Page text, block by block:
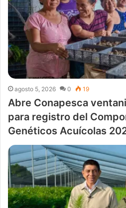
agosto 5, 2026 0 19
Abre Conapesca
para registro del
Genéticos Acuícolas